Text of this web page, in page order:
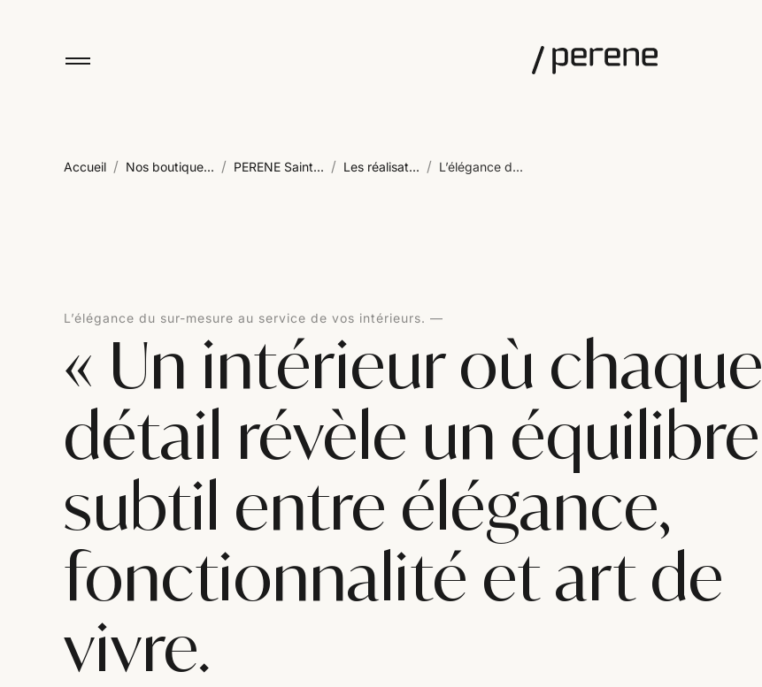
Accueil / Nos boutique... / PERENE Saint... / Les réalisat... / L’élégance d...
L’élégance du sur-mesure au service de vos intérieurs.
« Un intérieur où chaque
détail révèle un équilibre
subtil entre élégance,
fonctionnalité et art de
vivre.